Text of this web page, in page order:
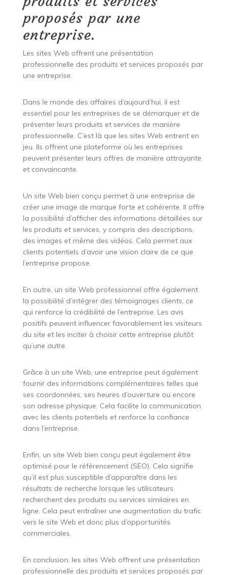
proposés par une
entreprise.
Les sites Web offrent une présentation
professionnelle des produits et services proposés par
une entreprise.
Dans le monde des affaires d’aujourd’hui, il est
essentiel pour les entreprises de se démarquer et de
présenter leurs produits et services de manière
professionnelle. C’est là que les sites Web entrent en
jeu. Ils offrent une plateforme où les entreprises
peuvent présenter leurs offres de manière attrayante
et convaincante.
Un site Web bien conçu permet à une entreprise de
créer une image de marque forte et cohérente. Il offre
la possibilité d’afficher des informations détaillées sur
les produits et services, y compris des descriptions,
des images et même des vidéos. Cela permet aux
clients potentiels d’avoir une vision claire de ce que
l’entreprise propose.
En outre, un site Web professionnel offre également
la possibilité d’intégrer des témoignages clients, ce
qui renforce la crédibilité de l’entreprise. Les avis
positifs peuvent influencer favorablement les visiteurs
du site et les inciter à choisir cette entreprise plutôt
qu’une autre.
Grâce à un site Web, une entreprise peut également
fournir des informations complémentaires telles que
ses coordonnées, ses heures d’ouverture ou encore
son adresse physique. Cela facilite la communication
avec les clients potentiels et renforce la confiance
dans l’entreprise.
Enfin, un site Web bien conçu peut également être
optimisé pour le référencement (SEO). Cela signifie
qu’il est plus susceptible d’apparaître dans les
résultats de recherche lorsque les utilisateurs
recherchent des produits ou services similaires en
ligne. Cela peut entraîner une augmentation du trafic
vers le site Web et donc plus d’opportunités
commerciales.
En conclusion, les sites Web offrent une présentation
professionnelle des produits et services proposés par